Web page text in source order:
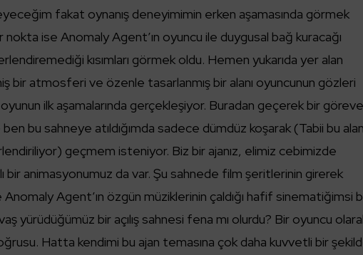
fakat oynanış deneyimimin erken aşamasında görmek
ise Anomaly Agent’ın oyuncu ile duygusal bağ kuracağı
kısımları görmek oldu. Hemen yukarıda yer alan
bir atmosferi ve özenle tasarlanmış bir alanı oyuncunun gözleri
ilk aşamalarında gerçekleşiyor. Buradan geçerek bir göreve
bu sahneye atıldığımda sadece dümdüz koşarak (Tabii bu alan
geçmem isteniyor. Biz bir ajanız, elimiz cebimizde
bir animasyonumuz da var. Şu sahnede film şeritlerinin girerek
Anomaly Agent’ın özgün müziklerinin çaldığı hafif sinematiğimsi
yürüdüğümüz bir açılış sahnesi fena mı olurdu? Bir oyuncu
Hatta kendimi bu ajan temasına çok daha kuvvetli bir